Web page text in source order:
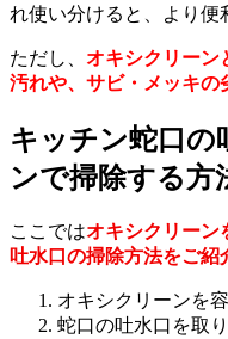
れ使い分けると、より便
ただし、 オキシクリーン
汚れや、サビ・メッキの
キッチン蛇口の
ンで掃除する方
ここではオキシクリーン
吐水口の掃除方法をご紹
オキシクリーンを
蛇口の吐水口を取